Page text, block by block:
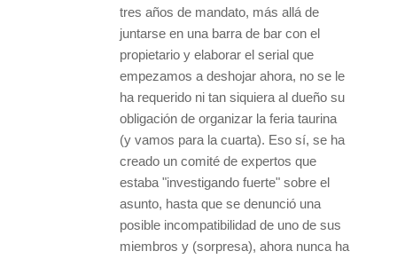
tres años de mandato, más allá de
juntarse en una barra de bar con el
propietario y elaborar el serial que
empezamos a deshojar ahora, no se le
ha requerido ni tan siquiera al dueño su
obligación de organizar la feria taurina
(y vamos para la cuarta). Eso sí, se ha
creado un comité de expertos que
estaba "investigando fuerte" sobre el
asunto, hasta que se denunció una
posible incompatibilidad de uno de sus
miembros y (sorpresa), ahora nunca ha